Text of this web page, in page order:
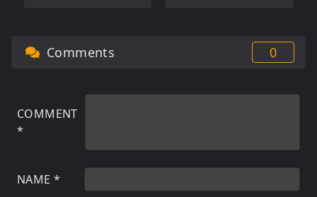
Comments 0
COMMENT
*
NAME *